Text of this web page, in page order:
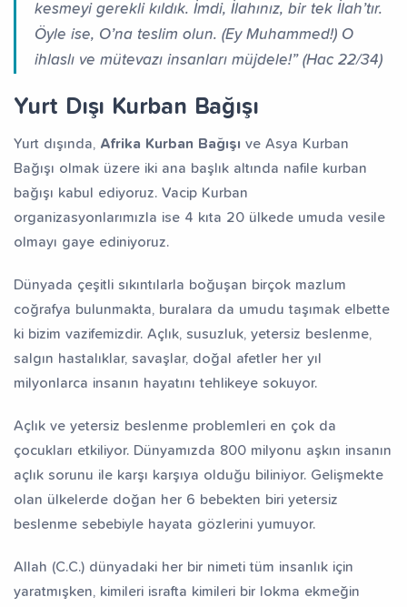
kesmeyi gerekli kıldık. İmdi, İlahınız, bir tek İlah’tır.
Öyle ise, O’na teslim olun. (Ey Muhammed!) O
ihlaslı ve mütevazı insanları müjdele!” (Hac 22/34)
Yurt Dışı Kurban Bağışı
Yurt dışında, Afrika Kurban Bağışı ve Asya Kurban
Bağışı olmak üzere iki ana başlık altında nafile kurban
bağışı kabul ediyoruz. Vacip Kurban
organizasyonlarımızla ise 4 kıta 20 ülkede umuda vesile
olmayı gaye ediniyoruz.
Dünyada çeşitli sıkıntılarla boğuşan birçok mazlum
coğrafya bulunmakta, buralara da umudu taşımak elbette
ki bizim vazifemizdir. Açlık, susuzluk, yetersiz beslenme,
salgın hastalıklar, savaşlar, doğal afetler her yıl
milyonlarca insanın hayatını tehlikeye sokuyor.
Açlık ve yetersiz beslenme problemleri en çok da
çocukları etkiliyor. Dünyamızda 800 milyonu aşkın insanın
açlık sorunu ile karşı karşıya olduğu biliniyor. Gelişmekte
olan ülkelerde doğan her 6 bebekten biri yetersiz
beslenme sebebiyle hayata gözlerini yumuyor.
Allah (C.C.) dünyadaki her bir nimeti tüm insanlık için
yaratmışken, kimileri israfta kimileri bir lokma ekmeğin